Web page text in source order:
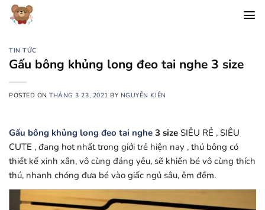
Chuyển
đến
dungTIN TỨC
Gấu bông khủng long đeo tai nghe 3 size
POSTED ONTHÁNG 3 23, 2021 BY NGUYỄN KIÊN
Gấu bông khủng long đeo tai nghe 3 size SIÊU RẺ , SIÊU
CUTE , đang hot nhất trong giới trẻ hiện nay , thú bông có
thiết kế xinh xắn, vô cùng đáng yêu, sẽ khiến bé vô cùng thích
thú, nhanh chóng đưa bé vào giấc ngủ sâu, êm đềm.